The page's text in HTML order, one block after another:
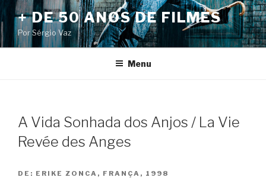
Pular
para
o
conteúdo
+ DE 50 ANOS DE FILMES
Por Sérgio Vaz
Menu
A Vida Sonhada dos Anjos / La Vie
Revée des Anges
DE: ERIKE ZONCA, FRANÇA, 1998